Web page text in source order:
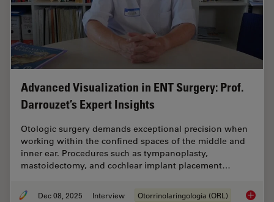
Advanced Visualization in ENT Surgery: Prof.
Darrouzet’s Expert Insights
Otologic surgery demands exceptional precision when
working within the confined spaces of the middle and
inner ear. Procedures such as tympanoplasty,
mastoidectomy, and cochlear implant placement…
Dec 08, 2025 Interview Otorrinolaringologia (ORL)